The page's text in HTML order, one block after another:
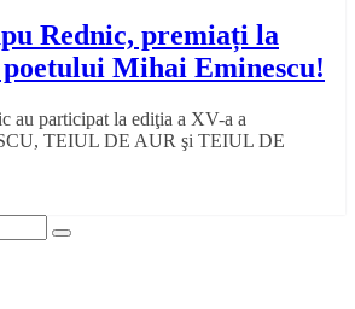
Rednic, premiați la
Mihai Eminescu!
au participat la ediţia a XV-a a
TEIUL DE AUR şi TEIUL DE